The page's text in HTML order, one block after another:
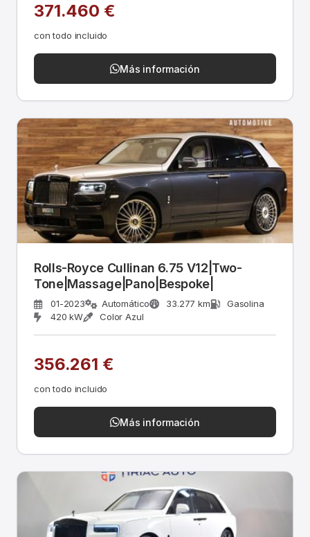
371.460 €
con todo incluido
Más información
Rolls-Royce Cullinan 6.75 V12|Two-
Tone|Massage|Pano|Bespoke|
01-2023 Automático 33.277 km
Gasolina
420 kW
Color Azul
356.261 €
con todo incluido
Más información